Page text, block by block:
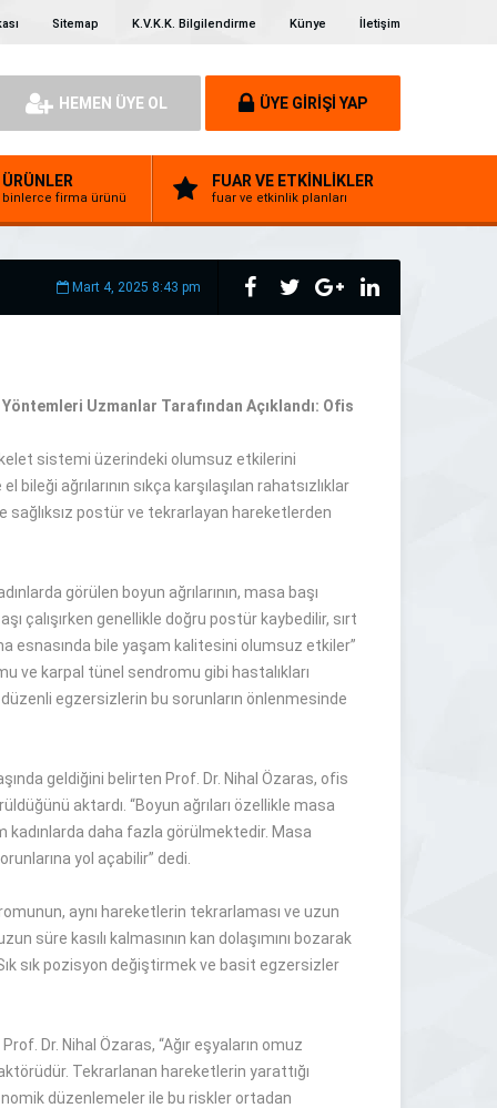
Sitemap K.V.K.K. Bilgilendirme Künye İletişim
HEMEN ÜYE OL ÜYE GİRİŞİ YAP
ÜRÜNLER
binlerce firma ürünü
FUAR VE ETKİNLİKLER
fuar ve etkinlik planları
Mart 4, 2025 8:43 pm
Uzmanlar Tarafından Açıklandı: Ofis
sistemi üzerindeki olumsuz etkilerini
bileği ağrılarının sıkça karşılaşılan rahatsızlıklar
sağlıksız postür ve tekrarlayan hareketlerden
görülen boyun ağrılarının, masa başı
çalışırken genellikle doğru postür kaybedilir, sırt
esnasında bile yaşam kalitesini olumsuz etkiler”
ve karpal tünel sendromu gibi hastalıkları
egzersizlerin bu sorunların önlenmesinde
geldiğini belirten Prof. Dr. Nihal Özaras, ofis
aktardı. “Boyun ağrıları özellikle masa
kadınlarda daha fazla görülmektedir. Masa
yol açabilir” dedi.
aynı hareketlerin tekrarlaması ve uzun
süre kasılı kalmasının kan dolaşımını bozarak
sık pozisyon değiştirmek ve basit egzersizler
Dr. Nihal Özaras, “Ağır eşyaların omuz
Tekrarlanan hareketlerin yarattığı
düzenlemeler ile bu riskler ortadan